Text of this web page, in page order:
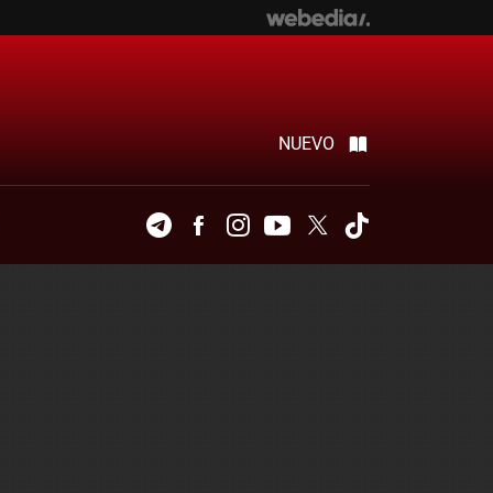
NUEVO
TelegramFacebookInstagramYoutubeTwitter